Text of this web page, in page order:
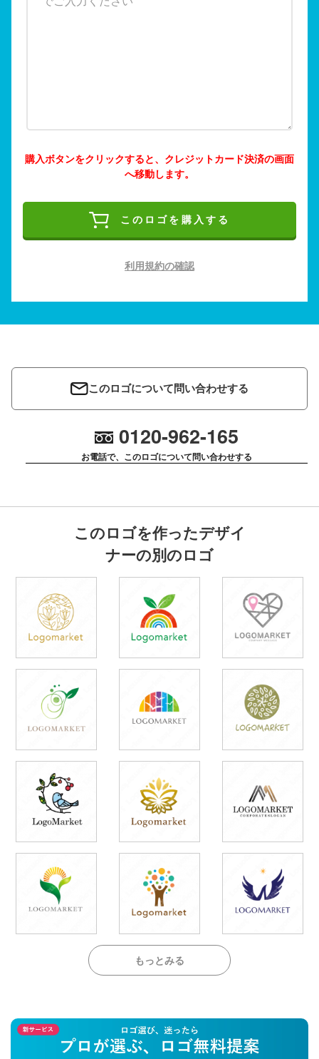
購入ボタンをクリックすると、クレジットカード決済の画面
へ移動します。
このロゴを購入する
利用規約の確認
このロゴについて問い合わせする
0120-962-165
お電話で、このロゴについて問い合わせする
このロゴを作ったデザイ
ナーの別のロゴ
もっとみる